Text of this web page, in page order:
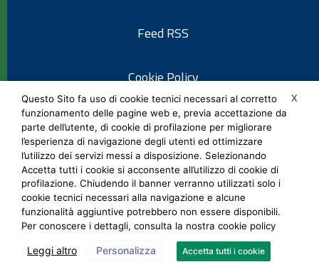
Feed RSS
Cookie Policy
Informativa privacy
Note legali
Social Media Policy
X
Questo Sito fa uso di cookie tecnici necessari al corretto
funzionamento delle pagine web e, previa accettazione da
parte dell’utente, di cookie di profilazione per migliorare
l’esperienza di navigazione degli utenti ed ottimizzare
l’utilizzo dei servizi messi a disposizione. Selezionando
Accetta tutti i cookie si acconsente all’utilizzo di cookie di
profilazione. Chiudendo il banner verranno utilizzati solo i
cookie tecnici necessari alla navigazione e alcune
funzionalità aggiuntive potrebbero non essere disponibili.
Per conoscere i dettagli, consulta la nostra cookie policy
Leggi altro Personalizza Accetta tutti i cookie